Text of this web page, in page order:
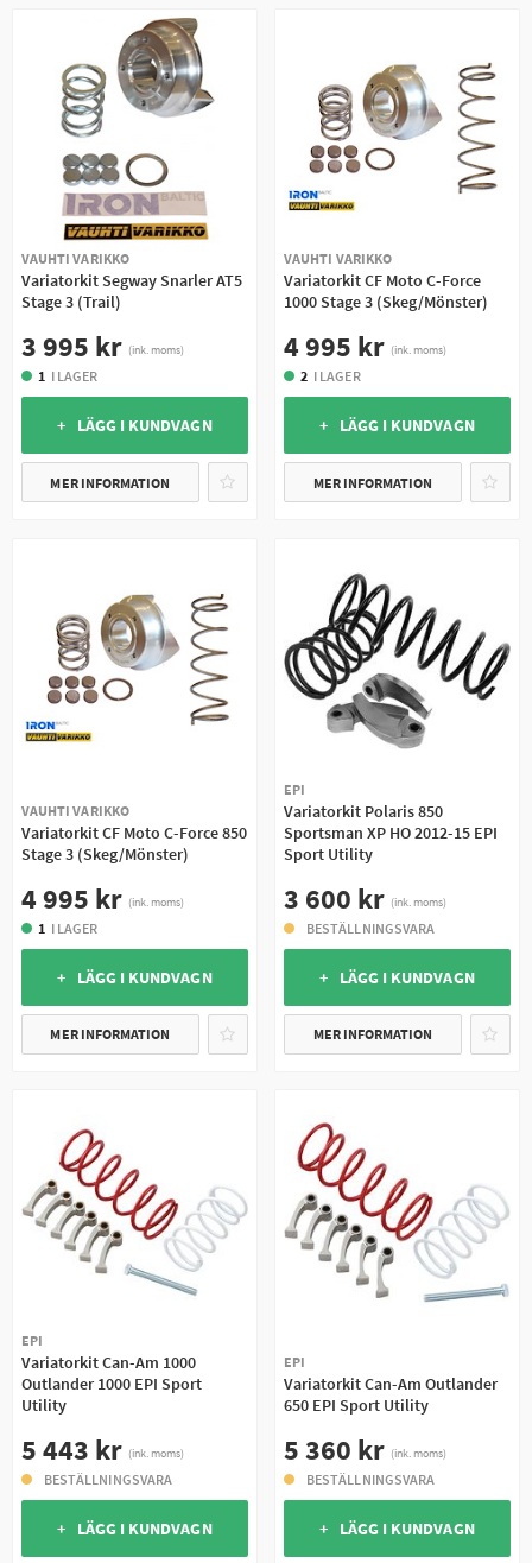
VAUHTI VARIKKO
Variatorkit Segway Snarler AT5
Stage 3 (Trail)
3 995 kr (ink. moms)
1 I LAGER
+ LÄGG I KUNDVAGN
MER INFORMATION
VAUHTI VARIKKO
Variatorkit CF Moto C-Force
1000 Stage 3 (Skeg/Mönster)
4 995 kr (ink. moms)
2 I LAGER
+ LÄGG I KUNDVAGN
MER INFORMATION
VAUHTI VARIKKO
Variatorkit CF Moto C-Force 850
Stage 3 (Skeg/Mönster)
4 995 kr (ink. moms)
1 I LAGER
+ LÄGG I KUNDVAGN
MER INFORMATION
EPI
Variatorkit Polaris 850
Sportsman XP HO 2012-15 EPI
Sport Utility
3 600 kr (ink. moms)
BESTÄLLNINGSVARA
+ LÄGG I KUNDVAGN
MER INFORMATION
EPI
Variatorkit Can-Am 1000
Outlander 1000 EPI Sport
Utility
5 443 kr (ink. moms)
BESTÄLLNINGSVARA
+ LÄGG I KUNDVAGN
EPI
Variatorkit Can-Am Outlander
650 EPI Sport Utility
5 360 kr (ink. moms)
BESTÄLLNINGSVARA
+ LÄGG I KUNDVAGN